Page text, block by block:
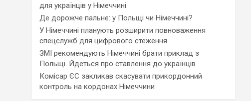
для українців у Німеччині
Де дорожче пальне: у Польщі чи Німеччині?
У Німеччині планують розширити повноваження
спецслужб для цифрового стеження
ЗМІ рекомендують Німеччині брати приклад з
Польщі. Йдеться про ставлення до українців
Комісар ЄС закликав скасувати прикордонний
контроль на кордонах Німеччини